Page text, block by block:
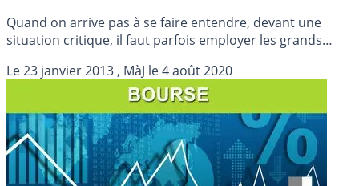
Quand on arrive pas à se faire entendre, devant une
situation critique, il faut parfois employer les grands
(FNTP) a passé le cap et lance une campagne de pub
pour alerter les élus sur leur situation de crise sans
précédent.
Le23 janvier 2013 , MàJ le4 août 2020